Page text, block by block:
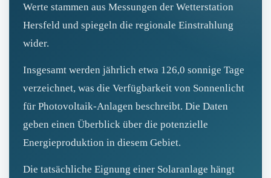
Werte stammen aus Messungen der Wetterstation
Hersfeld und spiegeln die regionale Einstrahlung
wider.
Insgesamt werden jährlich etwa 126,0 sonnige Tage
verzeichnet, was die Verfügbarkeit von Sonnenlicht
für Photovoltaik-Anlagen beschreibt. Die Daten
geben einen Überblick über die potenzielle
Energieproduktion in diesem Gebiet.
Die tatsächliche Eignung einer Solaranlage hängt